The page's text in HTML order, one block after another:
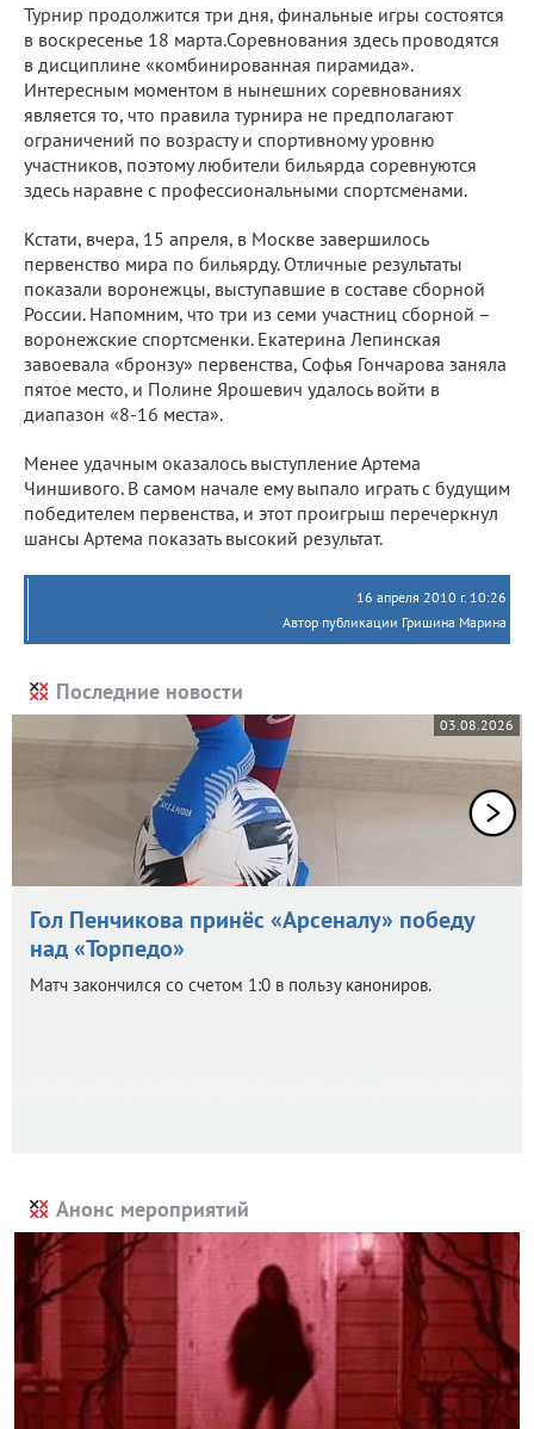
Турнир продолжится три дня, финальные игры состоятся
в воскресенье 18 марта.Соревнования здесь проводятся
в дисциплине «комбинированная пирамида».
Интересным моментом в нынешних соревнованиях
является то, что правила турнира не предполагают
ограничений по возрасту и спортивному уровню
участников, поэтому любители бильярда соревнуются
здесь наравне с профессиональными спортсменами.
Кстати, вчера, 15 апреля, в Москве завершилось
первенство мира по бильярду. Отличные результаты
показали воронежцы, выступавшие в составе сборной
России. Напомним, что три из семи участниц сборной –
воронежские спортсменки. Екатерина Лепинская
завоевала «бронзу» первенства, Софья Гончарова заняла
пятое место, и Полине Ярошевич удалось войти в
диапазон «8-16 места».
Менее удачным оказалось выступление Артема
Чиншивого. В самом начале ему выпало играть с будущим
победителем первенства, и этот проигрыш перечеркнул
шансы Артема показать высокий результат.
16 апреля 2010 г. 10:26
Автор публикации Гришина Марина
Последние новости
03.08.2026
Гол Пенчикова принёс «Арсеналу» победу
над «Торпедо»
Матч закончился со счетом 1:0 в пользу канониров.
Анонс мероприятий